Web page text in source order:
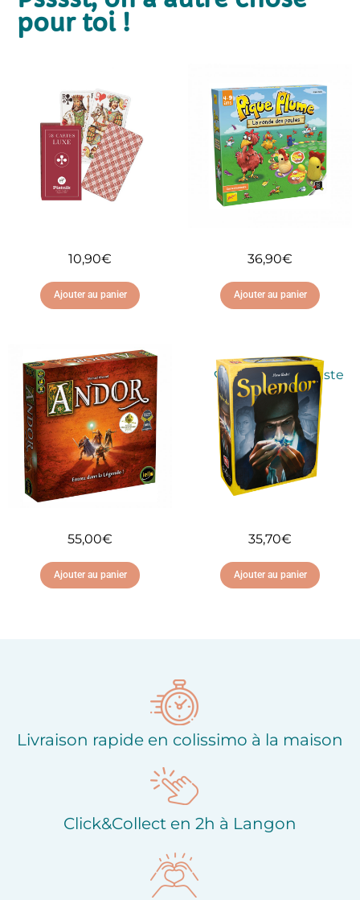
pour toi !
10,90€
Ajouter au panier
Ajouter à ma liste
d'envies
36,90€
Ajouter au panier
Ajouter à ma liste
d'envies
55,00€
Ajouter au panier
35,70€
Ajouter au panier
Livraison rapide en colissimo à la maison
Click&Collect en 2h à Langon